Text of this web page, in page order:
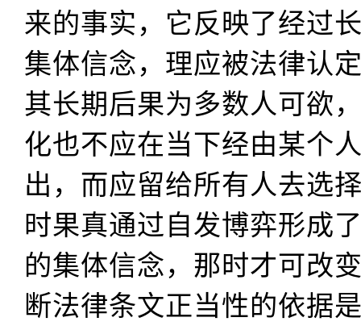
来的事实，它反映了经过
集体信念，理应被法律认
其长期后果为多数人可欲
化也不应在当下经由某个
出，而应留给所有人去选
时果真通过自发博弈形成
的集体信念，那时才可改
断法律条文正当性的依据